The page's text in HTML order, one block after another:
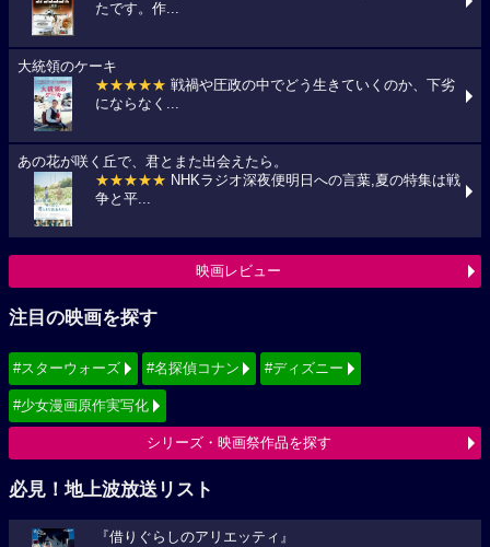
たです。作...
大統領のケーキ
★★★★★ 戦禍や圧政の中でどう生きていくのか、下劣
にならなく...
あの花が咲く丘で、君とまた出会えたら。
★★★★★ NHKラジオ深夜便明日への言葉,夏の特集は戦
争と平...
映画レビュー
注目の映画を探す
#スターウォーズ #名探偵コナン #ディズニー
#少女漫画原作実写化
シリーズ・映画祭作品を探す
必見！地上波放送リスト
『借りぐらしのアリエッティ』